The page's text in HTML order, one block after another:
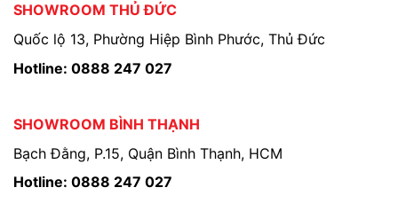
SHOWROOM THỦ ĐỨC
Quốc lộ 13, Phường Hiệp Bình Phước, Thủ Đức
Hotline: 0888 247 027
SHOWROOM BÌNH THẠNH
Bạch Đằng, P.15, Quận Bình Thạnh, HCM
Hotline: 0888 247 027